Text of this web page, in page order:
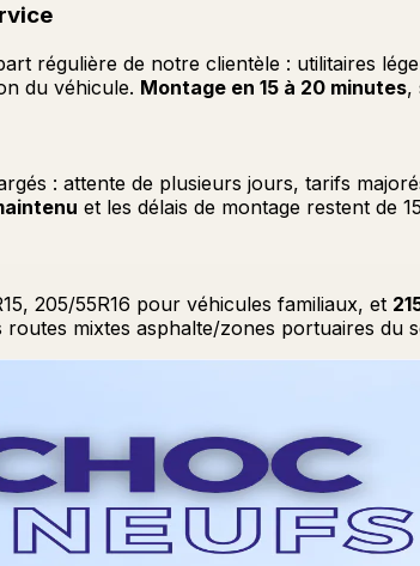
régulière de notre clientèle : utilitaires
du véhicule. Montage en 15 à 20 minutes,
: attente de plusieurs jours, tarifs
et les délais de montage restent de
205/55R16 pour véhicules familiaux, et
mixtes asphalte/zones portuaires du